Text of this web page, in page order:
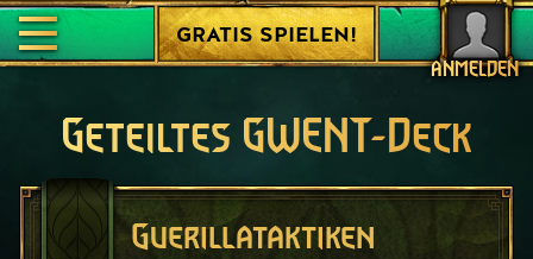
ANMELDEN
GRATIS SPIELEN!
Geteiltes GWENT-Deck
Guerillataktiken